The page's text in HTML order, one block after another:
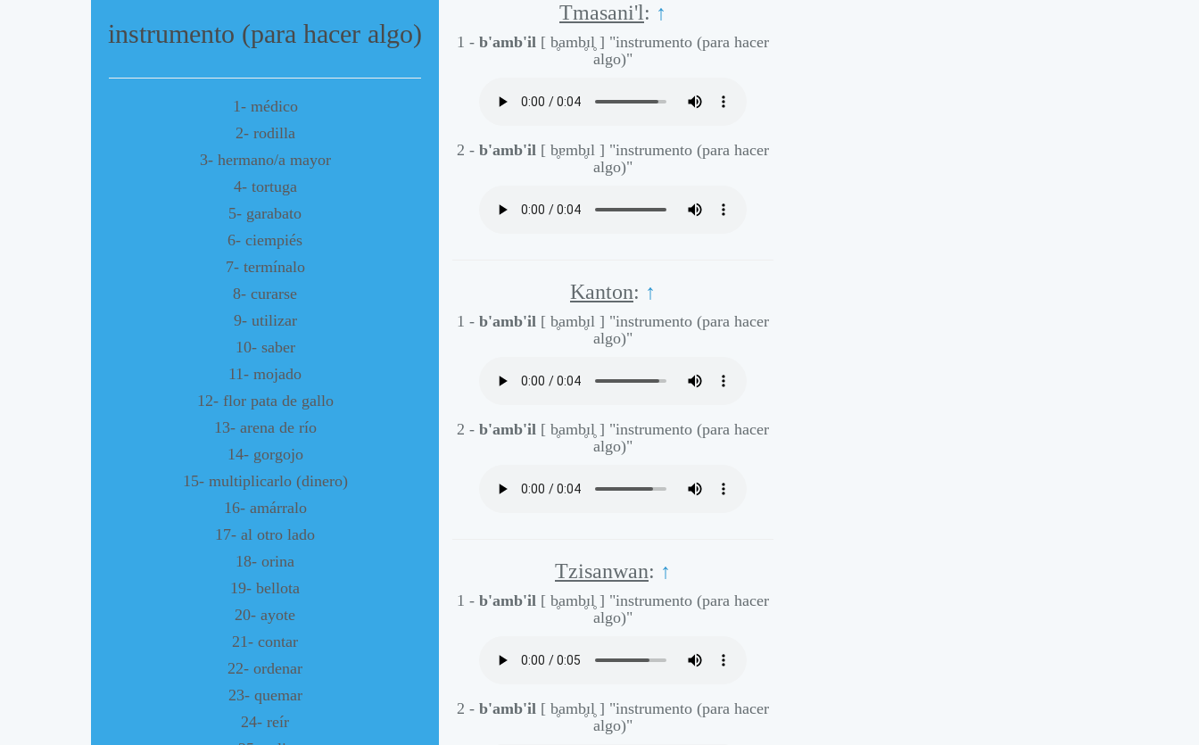
instrumento (para hacer algo)
1- médico
2- rodilla
3- hermano/a mayor
4- tortuga
5- garabato
6- ciempiés
7- termínalo
8- curarse
9- utilizar
10- saber
11- mojado
12- flor pata de gallo
13- arena de río
14- gorgojo
15- multiplicarlo (dinero)
16- amárralo
17- al otro lado
18- orina
19- bellota
20- ayote
21- contar
22- ordenar
23- quemar
24- reír
Tmasani'l: ↑
1 - b'amb'il [ b̥amb̥ɪl̥ ] "instrumento (para hacer
algo)"
2 - b'amb'il [ b̥ɐmb̥ɪl ] "instrumento (para hacer
algo)"
Kanton: ↑
1 - b'amb'il [ b̥amb̥ɪl ] "instrumento (para hacer
algo)"
2 - b'amb'il [ b̥amb̥ɪl̥ ] "instrumento (para hacer
algo)"
Tzisanwan: ↑
1 - b'amb'il [ b̥amb̥ɪl̥ ] "instrumento (para hacer
algo)"
2 - b'amb'il [ b̥amb̥ɪl̥ ] "instrumento (para hacer
algo)"